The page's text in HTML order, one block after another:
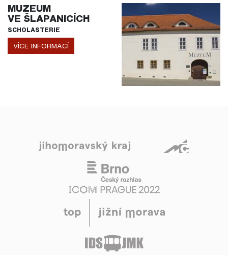
MUZEUM
VE ŠLAPANICÍCH
SCHOLASTERIE
VÍCE INFORMACÍ